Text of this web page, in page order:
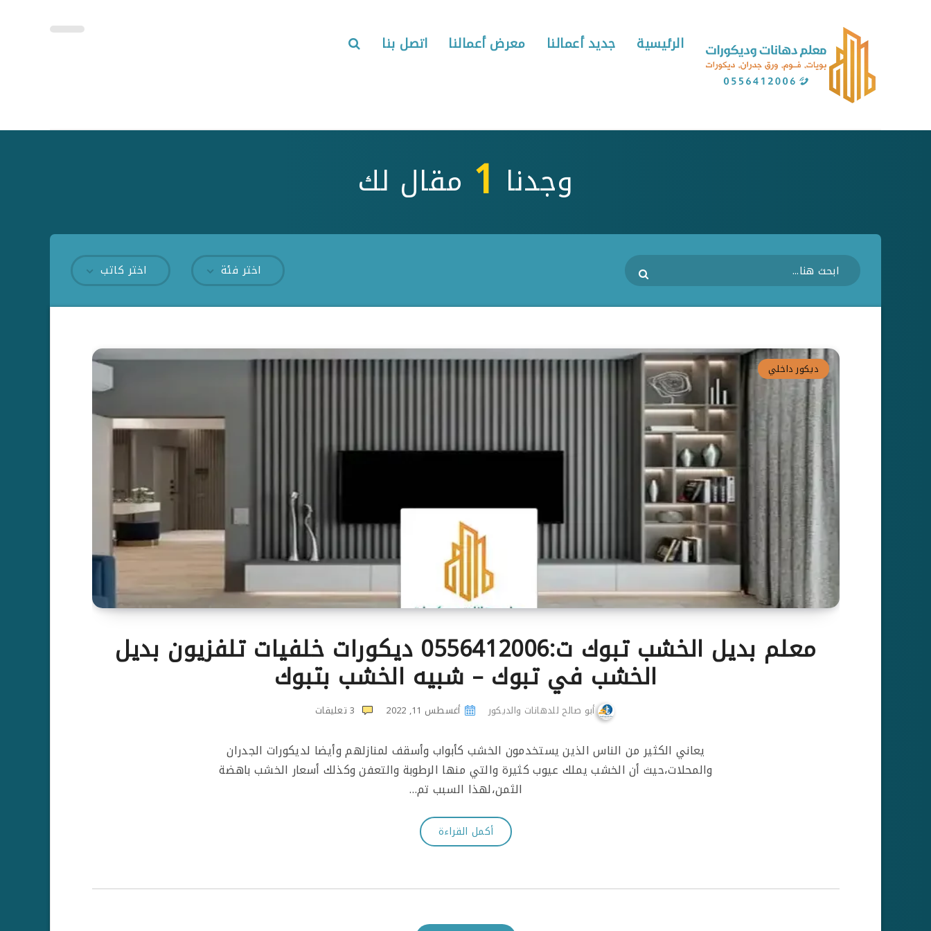
الرئيسية جديد أعمالنا معرض أعمالنا اتصل بنا
وجدنا 1 مقال لك
اختر كاتب اختر فئة
ديكور داخلي
معلم بديل الخشب تبوك ت:0556412006 ديكورات خلفيات تلفزيون بديل
الخشب في تبوك – شبيه الخشب بتبوك
أبو صالح للدهانات والديكور أغسطس 11, 2022 3 تعليقات
يعاني الكثير من الناس الذين يستخدمون الخشب كأبواب وأسقف لمنازلهم وأيضا لديكورات الجدران
والمحلات،حيث أن الخشب يملك عيوب كثيرة والتي منها الرطوبة والتعفن وكذلك أسعار الخشب باهضة
الثمن،لهذا السبب تم…
أكمل القراءة